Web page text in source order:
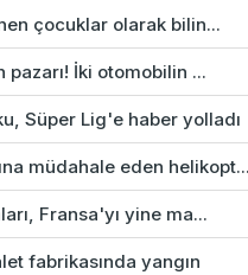
çocuklar olarak bilin...
İki otomobilin ...
Süper Lig'e haber yolladı
müdahale eden helikopt...
Fransa'yı yine ma...
fabrikasında yangın